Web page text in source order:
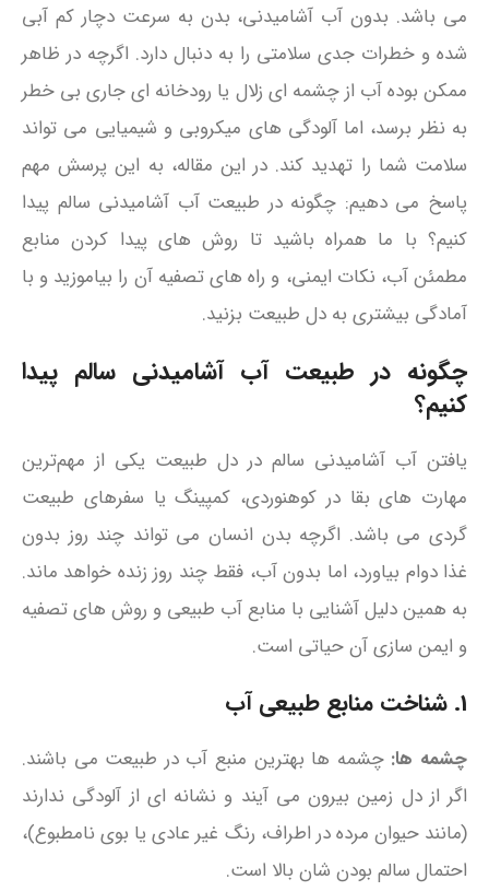
می باشد. بدون آب آشامیدنی، بدن به‌ سرعت دچار کم‌ آبی
شده و خطرات جدی سلامتی را به‌ دنبال دارد. اگرچه در ظاهر
ممکن بوده آب از چشمه‌ ای زلال یا رودخانه‌ ای جاری بی‌ خطر
به نظر برسد، اما آلودگی‌ های میکروبی و شیمیایی می‌ تواند
سلامت شما را تهدید کند. در این مقاله، به این پرسش مهم
پاسخ می‌ دهیم: چگونه در طبیعت آب آشامیدنی سالم پیدا
کنیم؟ با ما همراه باشید تا روش‌ های پیدا کردن منابع
مطمئن آب، نکات ایمنی، و راه‌ های تصفیه آن را بیاموزید و با
آمادگی بیشتری به دل طبیعت بزنید.
چگونه در طبیعت آب آشامیدنی سالم پیدا
کنیم؟
یافتن آب آشامیدنی سالم در دل طبیعت یکی از مهم‌ترین
مهارت‌ های بقا در کوهنوردی، کمپینگ یا سفرهای طبیعت‌
گردی می باشد. اگرچه بدن انسان می‌ تواند چند روز بدون
غذا دوام بیاورد، اما بدون آب، فقط چند روز زنده خواهد ماند.
به همین دلیل آشنایی با منابع آب طبیعی و روش‌ های تصفیه
و ایمن‌ سازی آن حیاتی است.
1. شناخت منابع طبیعی آب
چشمه‌ ها: چشمه‌ ها بهترین منبع آب در طبیعت می باشند.
اگر از دل زمین بیرون می‌ آیند و نشانه‌ ای از آلودگی ندارند
(مانند حیوان مرده در اطراف، رنگ غیر عادی یا بوی نامطبوع)،
احتمال سالم بودن‌ شان بالا است.